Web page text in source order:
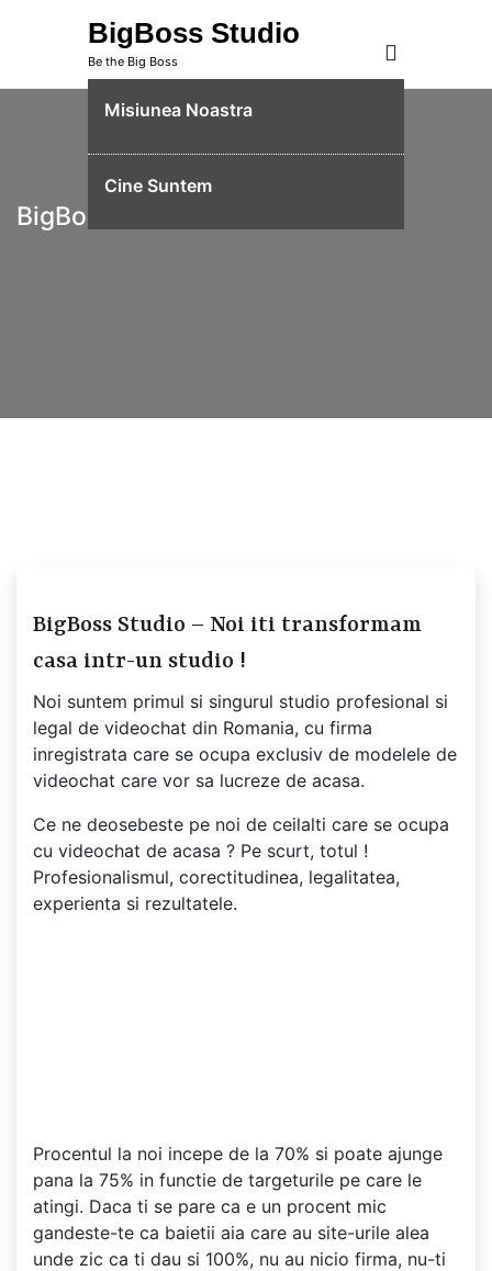
BigBoss Studio
Be the Big Boss
Misiunea Noastra
Cine Suntem
BigBoss Studio
BigBoss Studio – Noi iti transformam
casa intr-un studio !
Noi suntem primul si singurul studio profesional si
legal de videochat din Romania, cu firma
inregistrata care se ocupa exclusiv de modelele de
videochat care vor sa lucreze de acasa.
Ce ne deosebeste pe noi de ceilalti care se ocupa
cu videochat de acasa ? Pe scurt, totul !
Profesionalismul, corectitudinea, legalitatea,
experienta si rezultatele.
Procentul la noi incepe de la 70% si poate ajunge
pana la 75% in functie de targeturile pe care le
atingi. Daca ti se pare ca e un procent mic
gandeste-te ca baietii aia care au site-urile alea
unde zic ca ti dau si 100%, nu au nicio firma, nu-ti